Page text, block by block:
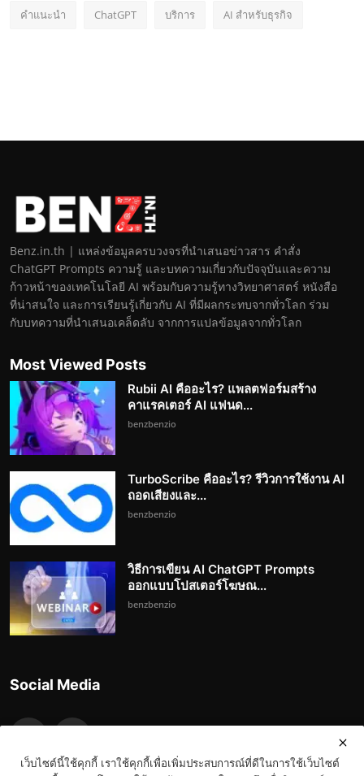
คำแนะนำ ChatGPT บริการ AI สำหรับธุรกิจ
Benz.in.th | แหล่งข้อมูลครบวงจรที่นำเสนอข่าวสาร คำสั่ง
ChatGPT Prompts ความรู้ และบทความเกี่ยวกับปัจจุบันและความ
ก้าวหน้าของเทคโนโลยี AI พร้อมกับความรู้ทางวิทยาศาสตร์ หนังสือ
ที่น่าสนใจ และการเรียนรู้เกี่ยวกับ AI ที่มีผลกระทบจากทั่วโลก ร่วม
กับบทความที่นำเสนอเคล็ดลับ จากการแปลข้อมูลจากทั่วโลก
Most Viewed Posts
Rubii AI คืออะไร? แพลตฟอร์มสร้าง
คาแรคเตอร์ AI แฟนด...
benzbenzio
TurboScribe คืออะไร? รีวิวการใช้งาน AI
ถอดเสียงและ...
benzbenzio
วิธีการเขียน AI ChatGPT Prompts
ออกแบบโปสเตอร์โฆษณ...
benzbenzio
Social Media
เว็บไซต์นี้ใช้คุกกี้ เราใช้คุกกี้เพื่อเพิ่มประสบการณ์ที่ดีในการใช้เว็บไซต์